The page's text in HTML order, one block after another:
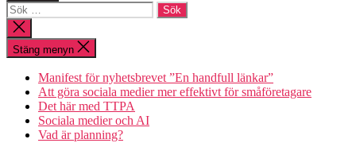
Sök
efter:
Stäng
sökningen
Stäng menyn
Manifest för nyhetsbrevet ”En handfull länkar”
Att göra sociala medier mer effektivt för småföretagare
Det här med TTPA
Sociala medier och AI
Vad är planning?